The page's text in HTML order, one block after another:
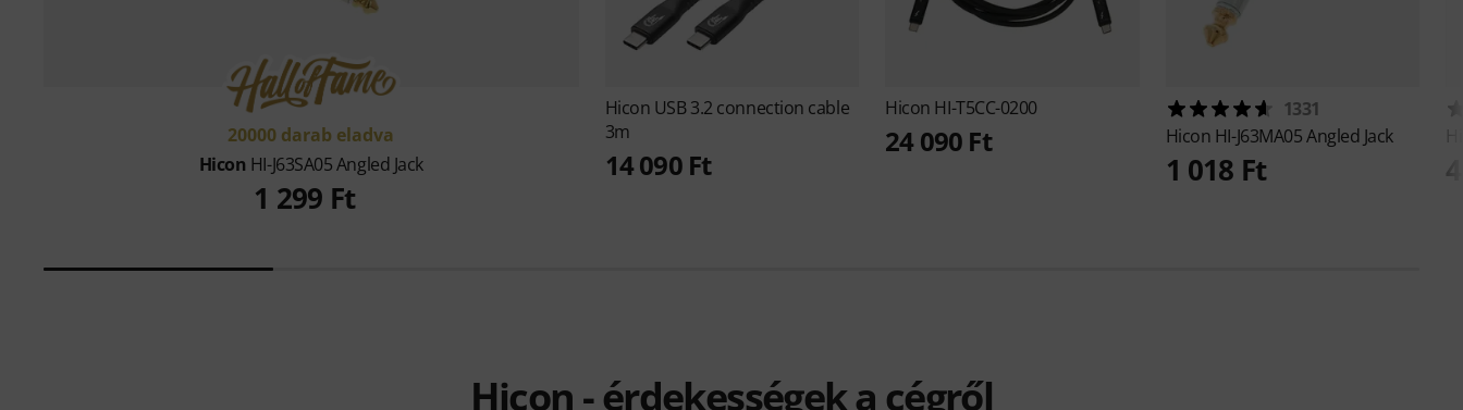
20000 darab eladva
Hicon HI-J63SA05 Angled Jack
1 299 Ft
Hicon USB 3.2 connection cable
3m
14 090 Ft
Hicon HI-T5CC-0200
24 090 Ft
1331
Hicon HI-J63MA05 Angled Jack
1 018 Ft
Hicon - érdekességek a cégről